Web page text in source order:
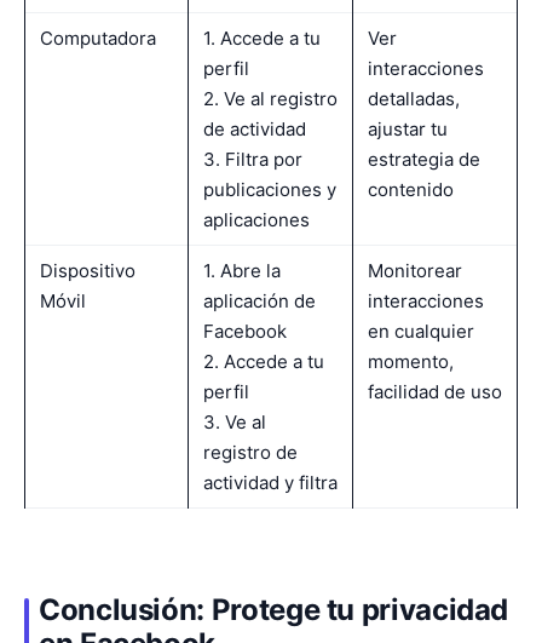
Computadora
1. Accede a tu
perfil
2. Ve al registro
de actividad
3. Filtra por
publicaciones y
aplicaciones
Ver
interacciones
detalladas,
ajustar tu
estrategia de
contenido
Dispositivo
Móvil
1. Abre la
aplicación de
Facebook
2. Accede a tu
perfil
3. Ve al
registro de
actividad y filtra
Monitorear
interacciones
en cualquier
momento,
facilidad de uso
Conclusión: Protege tu privacidad